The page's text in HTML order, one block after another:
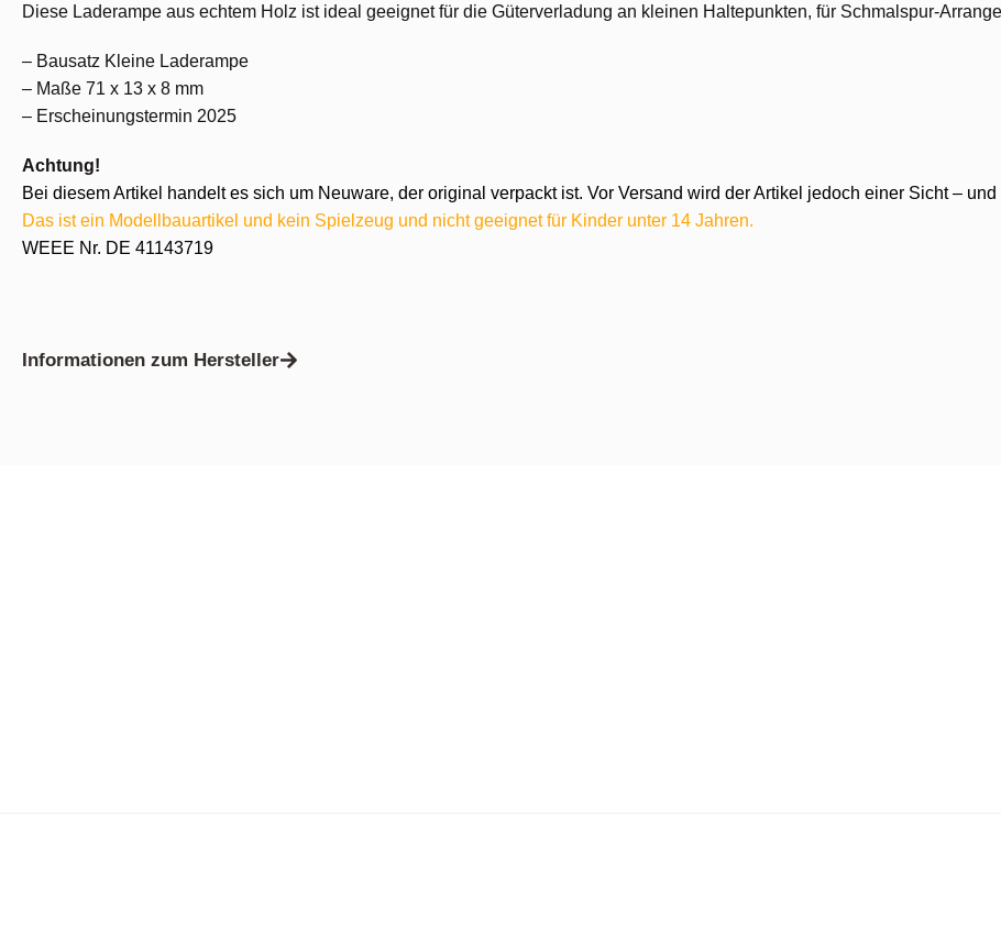
Diese Laderampe aus echtem Holz ist ideal geeignet für die Güterverladung an kleinen Haltepunkten, für Schmalspur-
– Bausatz Kleine Laderampe
– Maße 71 x 13 x 8 mm
– Erscheinungstermin 2025
Achtung!
Bei diesem Artikel handelt es sich um Neuware, der original verpackt ist. Vor Versand wird der Artikel jedoch einer Sicht –
Das ist ein Modellbauartikel und kein Spielzeug und nicht geeignet für Kinder unter 14 Jahren.
WEEE Nr. DE 41143719
Informationen zum Hersteller